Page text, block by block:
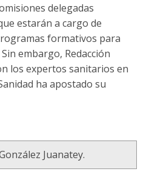
delegadas
estarán a cargo de
formativos para
embargo, Redacción
los expertos sanitarios en
ha apostado su
Juanatey.